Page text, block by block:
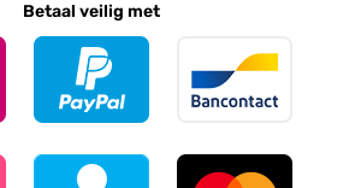
Betaal veilig met